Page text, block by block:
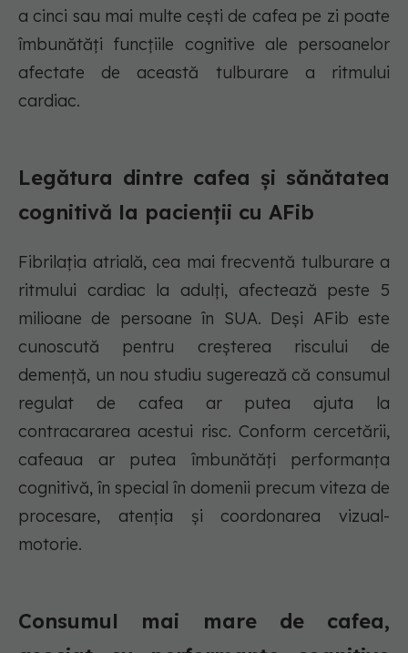
a cinci sau mai multe cești de cafea pe zi poate
îmbunătăți funcțiile cognitive ale persoanelor
afectate de această tulburare a ritmului
cardiac.
Legătura dintre cafea și sănătatea
cognitivă la pacienții cu AFib
Fibrilația atrială, cea mai frecventă tulburare a
ritmului cardiac la adulți, afectează peste 5
milioane de persoane în SUA. Deși AFib este
cunoscută pentru creșterea riscului de
demență, un nou studiu sugerează că consumul
regulat de cafea ar putea ajuta la
contracararea acestui risc. Conform cercetării,
cafeaua ar putea îmbunătăți performanța
cognitivă, în special în domenii precum viteza de
procesare, atenția și coordonarea vizual-
motorie.
Consumul mai mare de cafea,